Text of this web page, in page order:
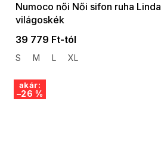
Numoco női Női sifon ruha Linda
világoskék
39 779 Ft-tól
S M L XL
akár:
–26 %